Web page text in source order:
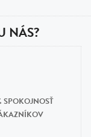
NÁS?
SPOKOJNOSŤ